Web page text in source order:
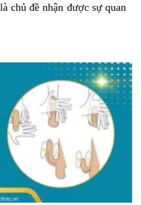
chủ đề nhận được sự quan